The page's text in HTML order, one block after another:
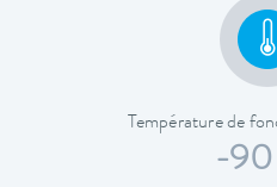
Température de
-90